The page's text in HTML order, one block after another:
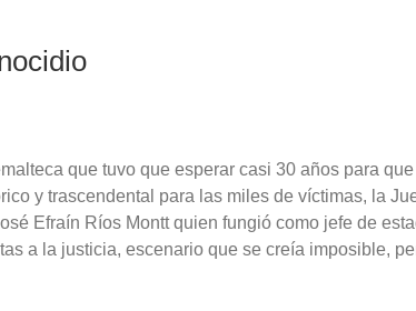
que tuvo que esperar casi 30 años para
y trascendental para las miles de víctimas, la
Efraín Ríos Montt quien fungió como jefe de
a la justicia, escenario que se creía imposible,